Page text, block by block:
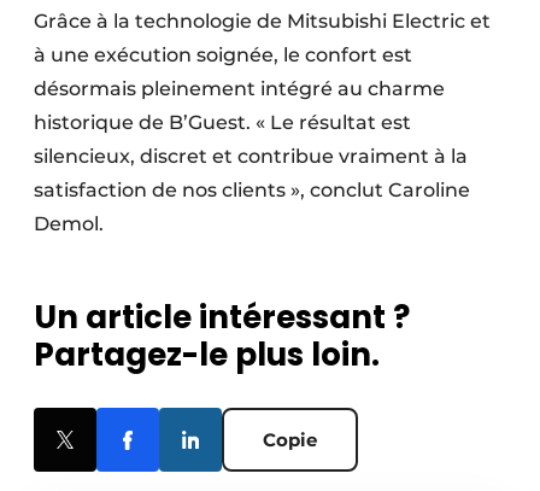
Grâce à la technologie de Mitsubishi Electric et
à une exécution soignée, le confort est
désormais pleinement intégré au charme
historique de B’Guest. « Le résultat est
silencieux, discret et contribue vraiment à la
satisfaction de nos clients », conclut Caroline
Demol.
Un article intéressant ?
Partagez-le plus loin.
Copie